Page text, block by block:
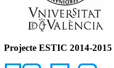
Projecte ESTIC 2014-2015